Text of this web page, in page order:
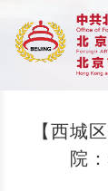
【西城
院